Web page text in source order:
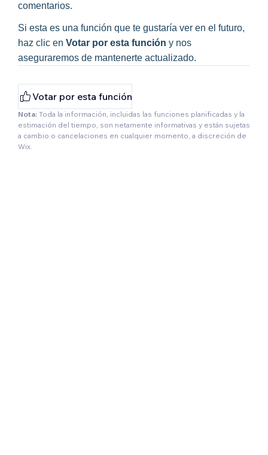
comentarios.
Si esta es una función que te gustaría ver en el futuro,
haz clic en Votar por esta función y nos
aseguraremos de mantenerte actualizado.
Votar por esta función
Nota: Toda la información, incluidas las funciones planificadas y la
estimación del tiempo, son netamente informativas y están sujetas
a cambio o cancelaciones en cualquier momento, a discreción de
Wix.